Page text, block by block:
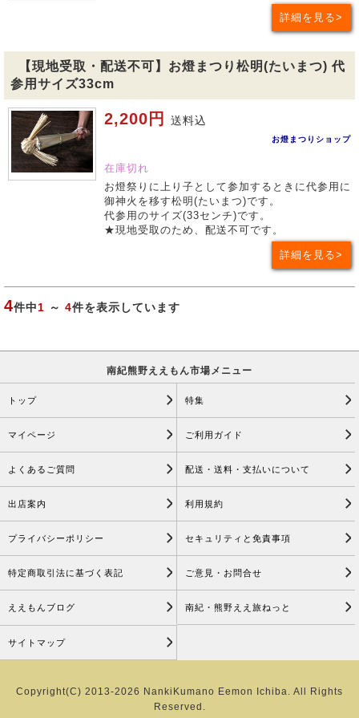
詳細を見る
【現地受取・配送不可】お燈まつり松明(たいまつ) 代
参用サイズ33cm
2,200円 送料込
お燈まつりショップ
在庫切れ
お燈祭りに上り子として参加するときに代参用に
御神火を移す松明(たいまつ)です。
代参用のサイズ(33センチ)です。
★現地受取のため、配送不可です。
詳細を見る
4件中1 ～ 4件を表示しています
南紀熊野ええもん市場メニュー
トップ 特集
マイページ ご利用ガイド
よくあるご質問 配送・送料・支払いについて
出店案内 利用規約
プライバシーポリシー セキュリティと免責事項
特定商取引法に基づく表記 ご意見・お問合せ
ええもんブログ 南紀・熊野ええ旅ねっと
サイトマップ
Copyright(C) 2013-2026 NankiKumano Eemon Ichiba. All Rights
Reserved.